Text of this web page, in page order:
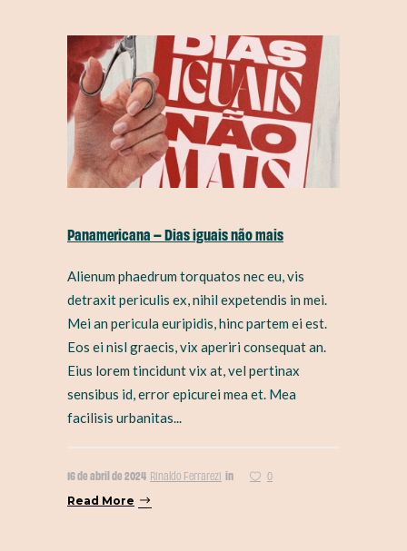
Panamericana – Dias iguais não mais
Alienum phaedrum torquatos nec eu, vis
detraxit periculis ex, nihil expetendis in mei.
Mei an pericula euripidis, hinc partem ei est.
Eos ei nisl graecis, vix aperiri consequat an.
Eius lorem tincidunt vix at, vel pertinax
sensibus id, error epicurei mea et. Mea
facilisis urbanitas...
16 de abril de 2024 Rinaldo Ferrarezi in
0
Read More